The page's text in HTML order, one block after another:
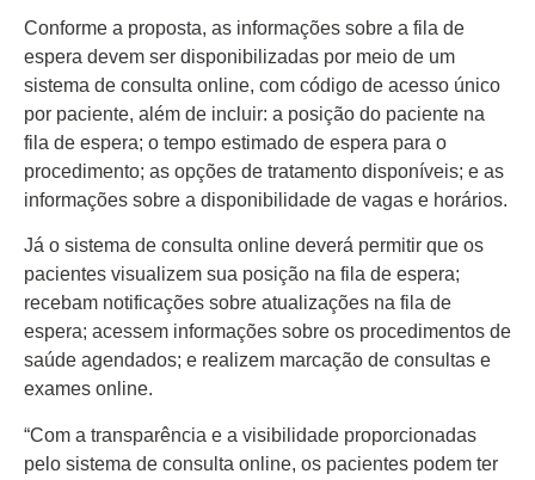
Conforme a proposta, as informações sobre a fila de
espera devem ser disponibilizadas por meio de um
sistema de consulta online, com código de acesso único
por paciente, além de incluir: a posição do paciente na
fila de espera; o tempo estimado de espera para o
procedimento; as opções de tratamento disponíveis; e as
informações sobre a disponibilidade de vagas e horários.
Já o sistema de consulta online deverá permitir que os
pacientes visualizem sua posição na fila de espera;
recebam notificações sobre atualizações na fila de
espera; acessem informações sobre os procedimentos de
saúde agendados; e realizem marcação de consultas e
exames online.
“Com a transparência e a visibilidade proporcionadas
pelo sistema de consulta online, os pacientes podem ter